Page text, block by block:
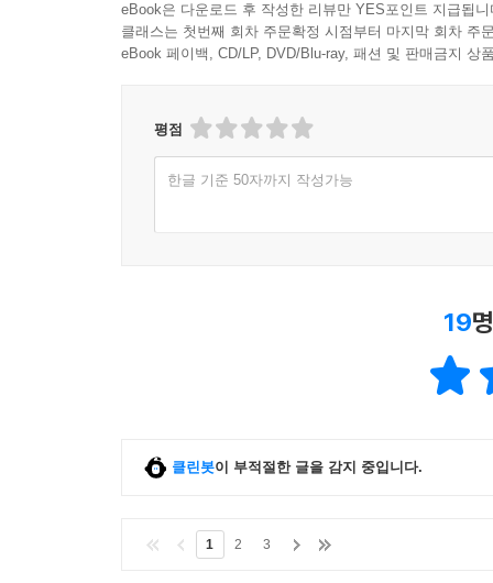
eBook은 다운로드 후 작성한 리뷰만 YES포인트 지급됩니
클래스는 첫번째 회차 주문확정 시점부터 마지막 회차 주
eBook 페이백, CD/LP, DVD/Blu-ray, 패션 및 판매금지 상
평점
한글 기준 50자까지 작성가능
19
클린봇이 부적절한 글을 감지 중입니다.
1 2 3